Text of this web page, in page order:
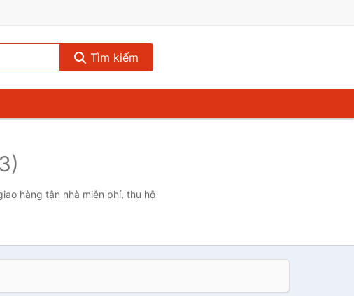
Tìm kiếm
hàng tận nhà miễn phí, thu hộ